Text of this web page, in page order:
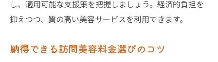
し、適用可能な支援策を把握しましょう。経済的負担を
抑えつつ、質の高い美容サービスを利用できます。
納得できる訪問美容料金選びのコツ